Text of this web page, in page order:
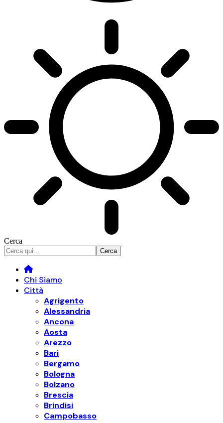
Cerca
Chi Siamo
Città
Agrigento
Alessandria
Ancona
Aosta
Arezzo
Bari
Bergamo
Bologna
Bolzano
Brescia
Brindisi
Campobasso